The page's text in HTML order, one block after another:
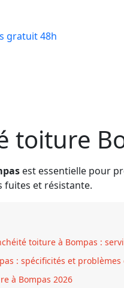
gratuit 48h
toiture
est essentielle pour
fuites et résistante.
toiture à Bompas :
: spécificités et problèmes
à Bompas 2026